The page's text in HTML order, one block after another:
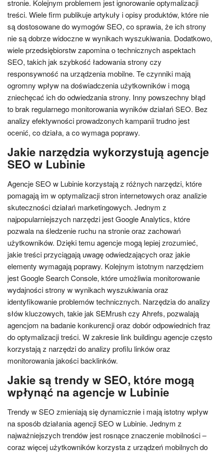
stronie. Kolejnym problemem jest ignorowanie optymalizacji
treści. Wiele firm publikuje artykuły i opisy produktów, które nie
są dostosowane do wymogów SEO, co sprawia, że ich strony
nie są dobrze widoczne w wynikach wyszukiwania. Dodatkowo,
wiele przedsiębiorstw zapomina o technicznych aspektach
SEO, takich jak szybkość ładowania strony czy
responsywność na urządzenia mobilne. Te czynniki mają
ogromny wpływ na doświadczenia użytkowników i mogą
zniechęcać ich do odwiedzania strony. Inny powszechny błąd
to brak regularnego monitorowania wyników działań SEO. Bez
analizy efektywności prowadzonych kampanii trudno jest
ocenić, co działa, a co wymaga poprawy.
Jakie narzędzia wykorzystują agencje
SEO w Lubinie
Agencje SEO w Lubinie korzystają z różnych narzędzi, które
pomagają im w optymalizacji stron internetowych oraz analizie
skuteczności działań marketingowych. Jednym z
najpopularniejszych narzędzi jest Google Analytics, które
pozwala na śledzenie ruchu na stronie oraz zachowań
użytkowników. Dzięki temu agencje mogą lepiej zrozumieć,
jakie treści przyciągają uwagę odwiedzających oraz jakie
elementy wymagają poprawy. Kolejnym istotnym narzędziem
jest Google Search Console, które umożliwia monitorowanie
wydajności strony w wynikach wyszukiwania oraz
identyfikowanie problemów technicznych. Narzędzia do analizy
słów kluczowych, takie jak SEMrush czy Ahrefs, pozwalają
agencjom na badanie konkurencji oraz dobór odpowiednich fraz
do optymalizacji treści. W zakresie link buildingu agencje często
korzystają z narzędzi do analizy profilu linków oraz
monitorowania jakości backlinków.
Jakie są trendy w SEO, które mogą
wpłynąć na agencje w Lubinie
Trendy w SEO zmieniają się dynamicznie i mają istotny wpływ
na sposób działania agencji SEO w Lubinie. Jednym z
najważniejszych trendów jest rosnące znaczenie mobilności –
coraz więcej użytkowników korzysta z urządzeń mobilnych do